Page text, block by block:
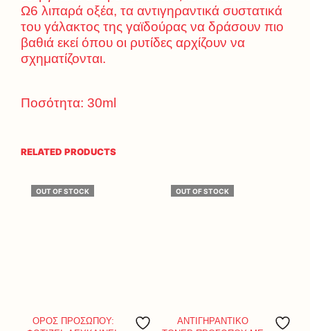
Ω6 λιπαρά οξέα, τα αντιγηραντικά συστατικά
του γάλακτος της γαϊδούρας να δράσουν πιο
βαθιά εκεί όπου οι ρυτίδες αρχίζουν να
σχηματίζονται.
Ποσότητα: 30ml
RELATED PRODUCTS
OUT OF STOCK
ΟΡΟΣ ΠΡΟΣΩΠΟΥ:
OUT OF STOCK
ΑΝΤΙΓΗΡΑΝΤΙΚΟ